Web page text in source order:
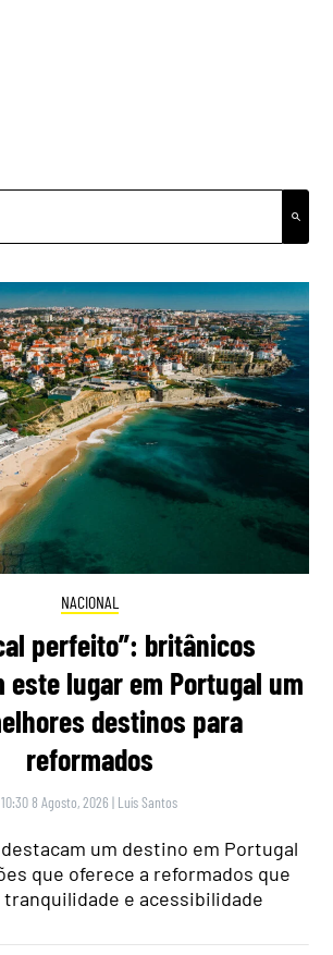
NACIONAL
perfeito”: britânicos
este lugar em Portugal um
destinos para
reformados
10:30 8 Agosto, 2026 | Luís Santos
um destino em Portugal
que oferece a reformados que
e acessibilidade